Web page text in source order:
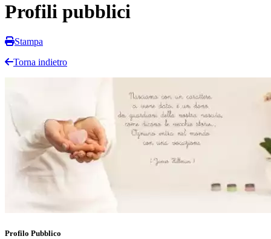
Profili pubblici
Stampa
Torna indietro
Profilo Pubblico